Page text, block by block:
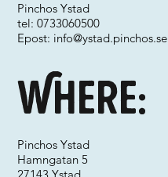
Where:
Pinchos Ystad
tel: 0733060500
Epost: info@ystad.pinchos.se
Pinchos Ystad
Hamngatan 5